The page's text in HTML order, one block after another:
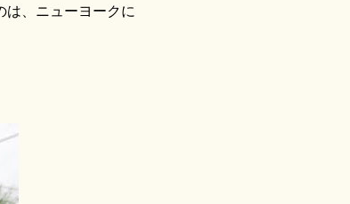
は、ニューヨークに